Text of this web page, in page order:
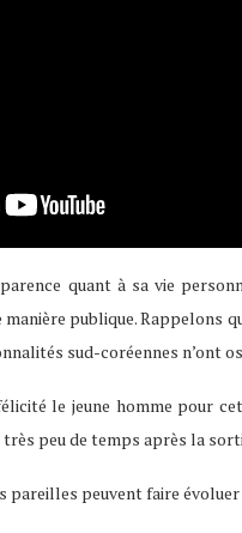
quant à sa vie
publique. Rappelons
sud-coréennes n’ont
le jeune homme pour
peu de temps après la
pareilles peuvent faire